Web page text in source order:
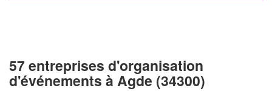
57 entreprises d'organisation
d'événements à Agde (34300)